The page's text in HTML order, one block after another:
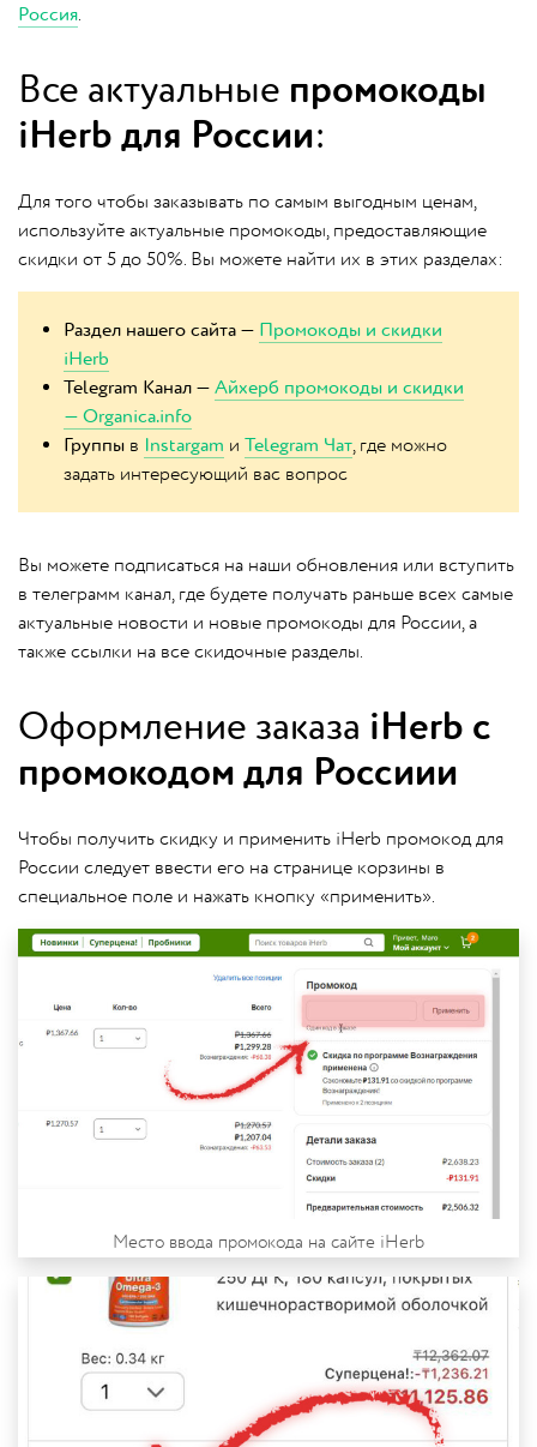
Россия.
Все актуальные промокоды
iHerb для России:
Для того чтобы заказывать по самым выгодным ценам,
используйте актуальные промокоды, предоставляющие
скидки от 5 до 50%. Вы можете найти их в этих разделах:
Раздел нашего сайта — Промокоды и скидки
iHerb
Telegram Канал — Айхерб промокоды и скидки
— Organica.info
Группы в Instargam и Telegram Чат, где можно
задать интересующий вас вопрос
Вы можете подписаться на наши обновления или вступить
в телеграмм канал, где будете получать раньше всех самые
актуальные новости и новые промокоды для России, а
также ссылки на все скидочные разделы.
Оформление заказа iHerb с
промокодом для Россиии
Чтобы получить скидку и применить iHerb промокод для
России следует ввести его на странице корзины в
специальное поле и нажать кнопку «применить».
Место ввода промокода на сайте iHerb